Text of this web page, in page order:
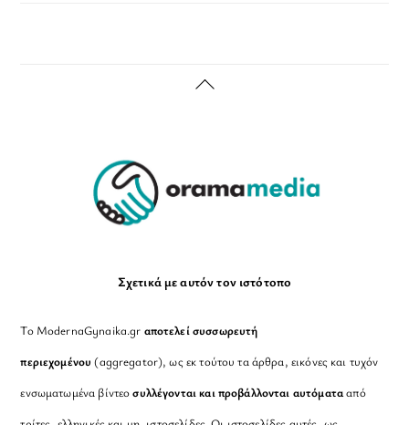
Back
Σχετικά με αυτόν τον ιστότοπο
Το ModernaGynaika.gr αποτελεί συσσωρευτή
περιεχομένου (aggregator), ως εκ τούτου τα άρθρα, εικόνες και τυχόν
ενσωματωμένα βίντεοσυλλέγονται και προβάλλονται αυτόματααπό